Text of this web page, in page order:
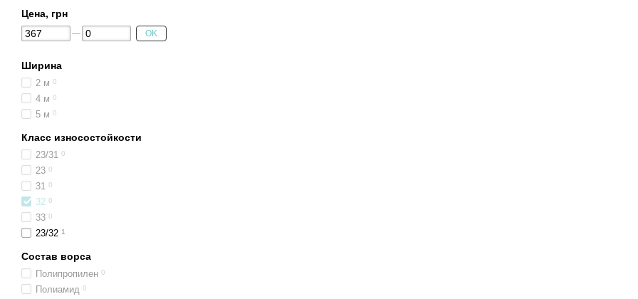
Цена, грн
OK
Ширина
2 м 0
4 м 0
5 м 0
Класс износостойкости
23/31 0
23 0
31 0
32 0
33 0
23/32 1
Состав ворса
Полипропилен 0
Полиамид 0